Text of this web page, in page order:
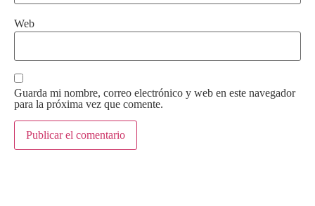
Web
Guarda mi nombre, correo electrónico y web en este navegador
para la próxima vez que comente.